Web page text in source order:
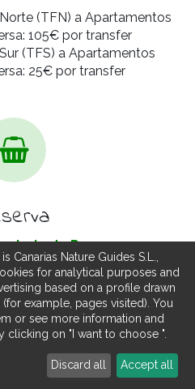
Preguntas Opiniones
(TFN) a Apartamentos
105€ por transfer
(TFS) a Apartamentos
25€ por transfer
de Reserva
Canarias Nature Guides S.L.,
for analytical purposes and
based on a profile drawn
example, pages visited). You
or see more information and
on "I want to choose ".
Discard all Accept all